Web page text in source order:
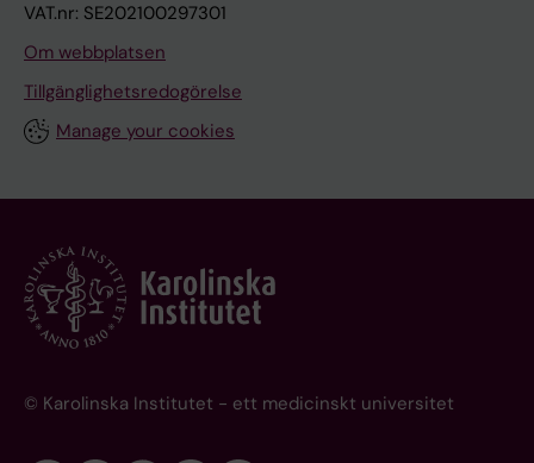
VAT.nr: SE202100297301
Om webbplatsen
Tillgänglighetsredogörelse
Manage your cookies
© Karolinska Institutet - ett medicinskt universitet